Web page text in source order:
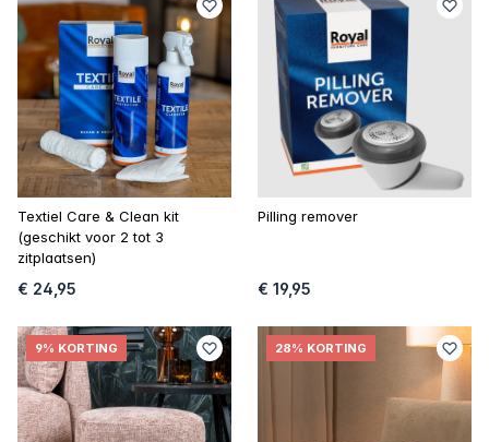
Textiel Care & Clean kit
(geschikt voor 2 tot 3
zitplaatsen)
€ 24,95
Pilling remover
€ 19,95
9% KORTING 28% KORTING